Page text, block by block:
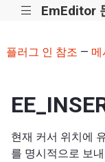
||| EmEditor
플러그 인 참조 — 메
현재 커서 위치에
를 명시적으로 보